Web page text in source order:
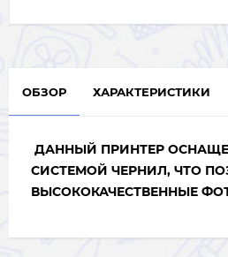
ОБЗОР ХАРАКТЕРИСТИКИ
ДАННЫЙ ПРИНТЕР
СИСТЕМОЙ ЧЕРНИЛ, ЧТО
ВЫСОКОКАЧЕСТВЕННЫЕ